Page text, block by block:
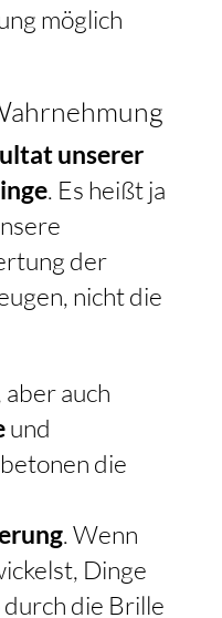
möglich
unserer
. Es heißt ja
der
nicht die
die
. Wenn
Dinge
durch die Brille